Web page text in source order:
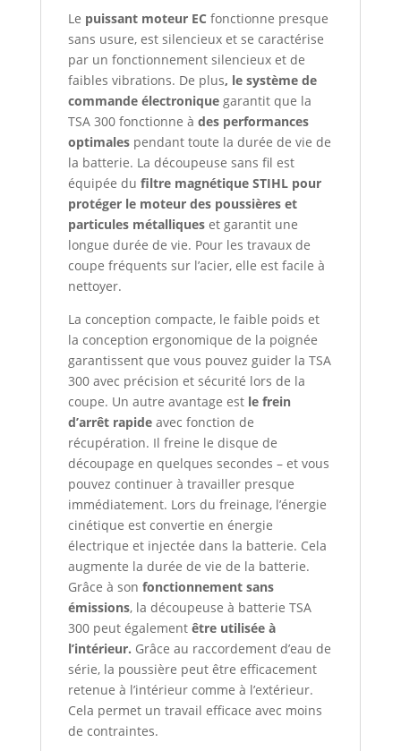
Le puissant moteur EC fonctionne presque
sans usure, est silencieux et se caractérise
par un fonctionnement silencieux et de
faibles vibrations. De plus, le système de
commande électronique garantit que la
TSA 300 fonctionne à des performances
optimalespendant toute la durée de vie de
la batterie. La découpeuse sans fil est
équipée du filtre magnétique STIHL pour
protéger le moteur des poussières et
particules métalliques et garantit une
longue durée de vie. Pour les travaux de
coupe fréquents sur l’acier, elle est facile à
nettoyer.
La conception compacte, le faible poids et
la conception ergonomique de la poignée
garantissent que vous pouvez guider la TSA
300 avec précision et sécurité lors de la
coupe. Un autre avantage est le frein
d’arrêt rapideavec fonction de
récupération. Il freine le disque de
découpage en quelques secondes – et vous
pouvez continuer à travailler presque
immédiatement. Lors du freinage, l’énergie
cinétique est convertie en énergie
électrique et injectée dans la batterie. Cela
augmente la durée de vie de la batterie.
Grâce à son fonctionnement sans
émissions, la découpeuse à batterie TSA
300 peut égalementêtre utilisée à
l’intérieur. Grâce au raccordement d’eau de
série, la poussière peut être efficacement
retenue à l’intérieur comme à l’extérieur.
Cela permet un travail efficace avec moins
de contraintes.